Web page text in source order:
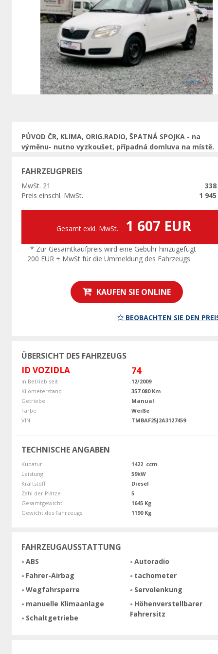
Vorherige
PŮVOD ČR, KLIMA, ORIG.RADIO, ŠPATNÁ SPOJKA - na
výměnu- nutno vyzkoušet, případná domluva na místě.
FAHRZEUGPREIS
MwSt. 21
338
Preis einschl. MwSt.
1 945
Gesamt exkl. MwSt. 1 607 EUR
* Zur Gesamtkaufpreis wird eine Gebühr hinzugefügt
200 EUR + MwSt für die Ummeldung des Fahrzeugs
KAUFEN SIE ONLINE
BEOBACHTEN SIE DEN
ÜBERSICHT DES FAHRZEUGS
ID VOZIDLA 74
In Betrieb seit
12/2009
Kilometerstand
357.080 Km
Getriebe
Manual
Farbe
Weiße
VIN
TMBAF25J2A3127459
TECHNISCHE ANGABEN
Kubatur
1422 ccm
Leistung
59kW
Kraftstoff
Diesel
Zahl der Plätze
5
Gesamtgewicht
1645 Kg
Gewicht des Fahrzeugs
1190 Kg
FAHRZEUGAUSSTATTUNG
ABS
Fahrer-Airbag
Wegfahrsperre
manuelle Klimaanlage
Schaltgetriebe
Autoradio
tachometer
Servolenkung
Höhenverstellbarer
Fahrersitz